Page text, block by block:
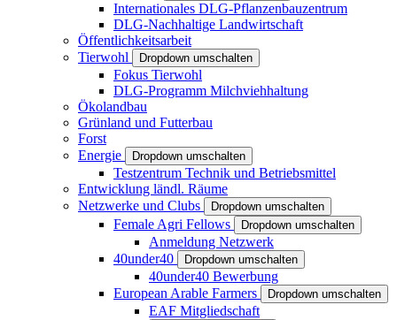
Internationales DLG-Pflanzenbauzentrum
DLG-Nachhaltige Landwirtschaft
Öffentlichkeitsarbeit
Tierwohl
Dropdown umschalten
Fokus Tierwohl
DLG-Programm Milchviehhaltung
Ökolandbau
Grünland und Futterbau
Forst
Energie
Dropdown umschalten
Testzentrum Technik und Betriebsmittel
Entwicklung ländl. Räume
Netzwerke und Clubs
Dropdown umschalten
Female Agri Fellows Dropdown umschalten
Anmeldung Netzwerk
40under40
Dropdown umschalten
40under40 Bewerbung
European Arable Farmers
Dropdown umschalten
EAF Mitgliedschaft